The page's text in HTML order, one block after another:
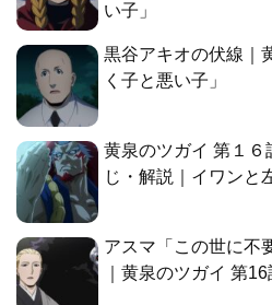
い子」
黒谷アキオの伏線｜
く子と悪い子」
黄泉のツガイ 第１６
じ・解説｜イワンと
アスマ「この世に不
｜黄泉のツガイ 第